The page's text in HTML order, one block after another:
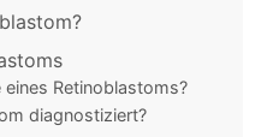
Retinoblastoms?
diagnostiziert?